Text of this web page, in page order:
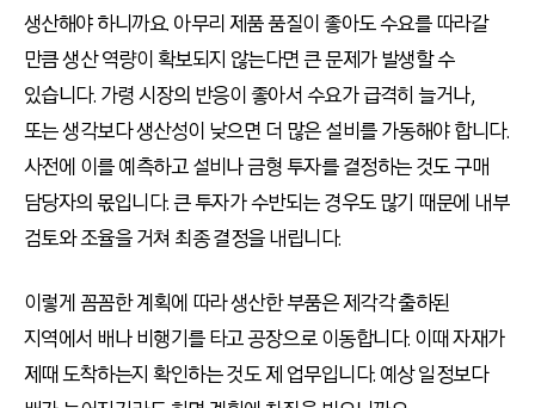
생산해야 하니까요. 아무리 제품 품질이 좋아도 수요를 따라갈
만큼 생산 역량이 확보되지 않는다면 큰 문제가 발생할 수
있습니다. 가령 시장의 반응이 좋아서 수요가 급격히 늘거나,
또는 생각보다 생산성이 낮으면 더 많은 설비를 가동해야 합니다.
사전에 이를 예측하고 설비나 금형 투자를 결정하는 것도 구매
담당자의 몫입니다. 큰 투자가 수반되는 경우도 많기 때문에 내부
검토와 조율을 거쳐 최종 결정을 내립니다.
이렇게 꼼꼼한 계획에 따라 생산한 부품은 제각각 출하된
지역에서 배나 비행기를 타고 공장으로 이동합니다. 이때 자재가
제때 도착하는지 확인하는 것도 제 업무입니다. 예상 일정보다